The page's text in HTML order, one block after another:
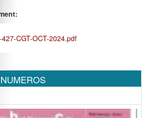
CGT-OCT-2024.pdf